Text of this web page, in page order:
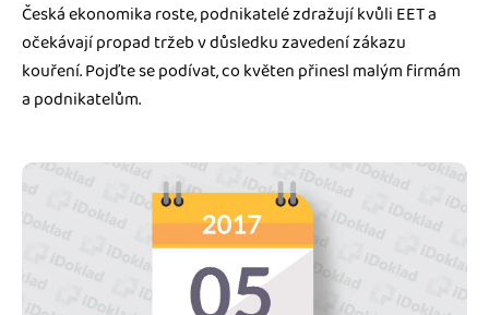
Česká ekonomika roste, podnikatelé zdražují kvůli EET a
očekávají propad tržeb v důsledku zavedení zákazu
kouření. Pojďte se podívat, co květen přinesl malým firmám
a podnikatelům.